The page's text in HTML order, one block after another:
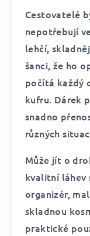
Cestovatelé
nepotřebují
lehčí,
šanci, že ho
počítá každý
kufru. Dárek
snadno
různých
Může jít o
kvalitní láhev
organizér,
skladnou
praktické